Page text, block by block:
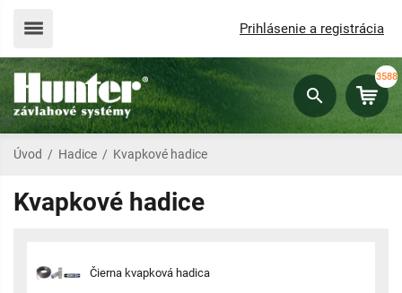
Prihlásenie a registrácia
3588
Úvod / Hadice / Kvapkové hadice
Kvapkové hadice
Čierna kvapková hadica